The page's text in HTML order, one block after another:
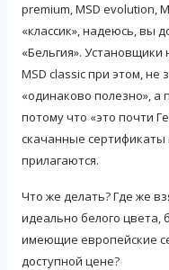
premium, MSD evolution,
«классик», надеюсь, вы
«Бельгия».
MSD classic при этом, не
«одинаково полезно»,
потому что «это почти
скачанные сертификаты
прилагаются.
Что же делать? Где же
идеально белого цвета,
имеющие европейские
доступной цене?